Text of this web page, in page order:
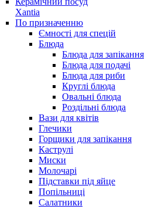
Xantia
По призначенню
Ємності для спецій
Блюда
Блюда для запікання
Блюда для подачі
Блюда для риби
Круглі блюда
Овальні блюда
Роздільні блюда
Вази для квітів
Глечики
Горщики для запікання
Каструлі
Миски
Молочарі
Підставки під яйце
Попільниці
Салатники